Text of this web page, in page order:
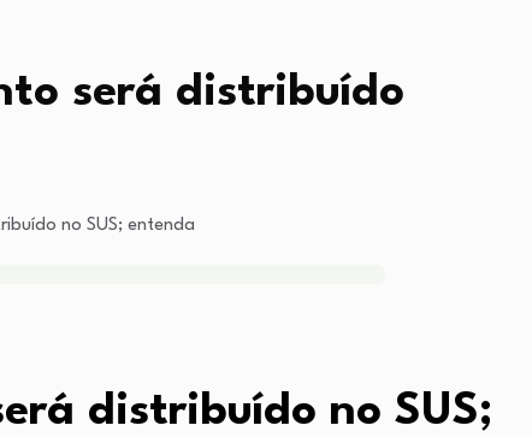
será distribuído
no SUS; entenda
distribuído no SUS;